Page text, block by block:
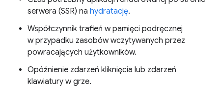
serwera (SSR) na hydratację.
Współczynnik trafień w pamięci podręcznej
w przypadku zasobów wczytywanych przez
powracających użytkowników.
Opóźnienie zdarzeń kliknięcia lub zdarzeń
klawiatury w grze.